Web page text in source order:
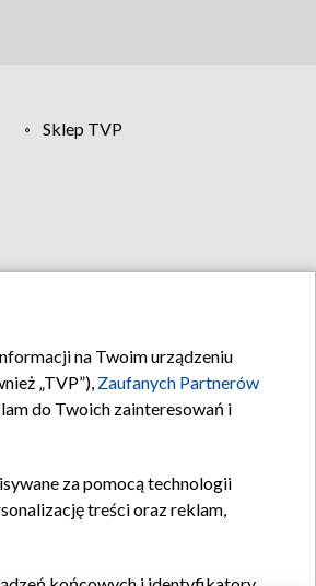
Sklep TVP
na Twoim urządzeniu
„TVP”), Zaufanych Partnerów
do Twoich zainteresowań i
za pomocą technologii
treści oraz reklam,